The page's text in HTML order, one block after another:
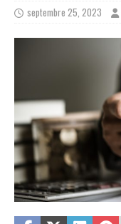
septembre 25, 2023